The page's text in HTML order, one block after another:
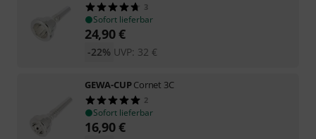
3
Sofort lieferbar
24,90€
UVP: 32 €
-22%
GEWA-CUPCornet 3C
2
Sofort lieferbar
16,90€